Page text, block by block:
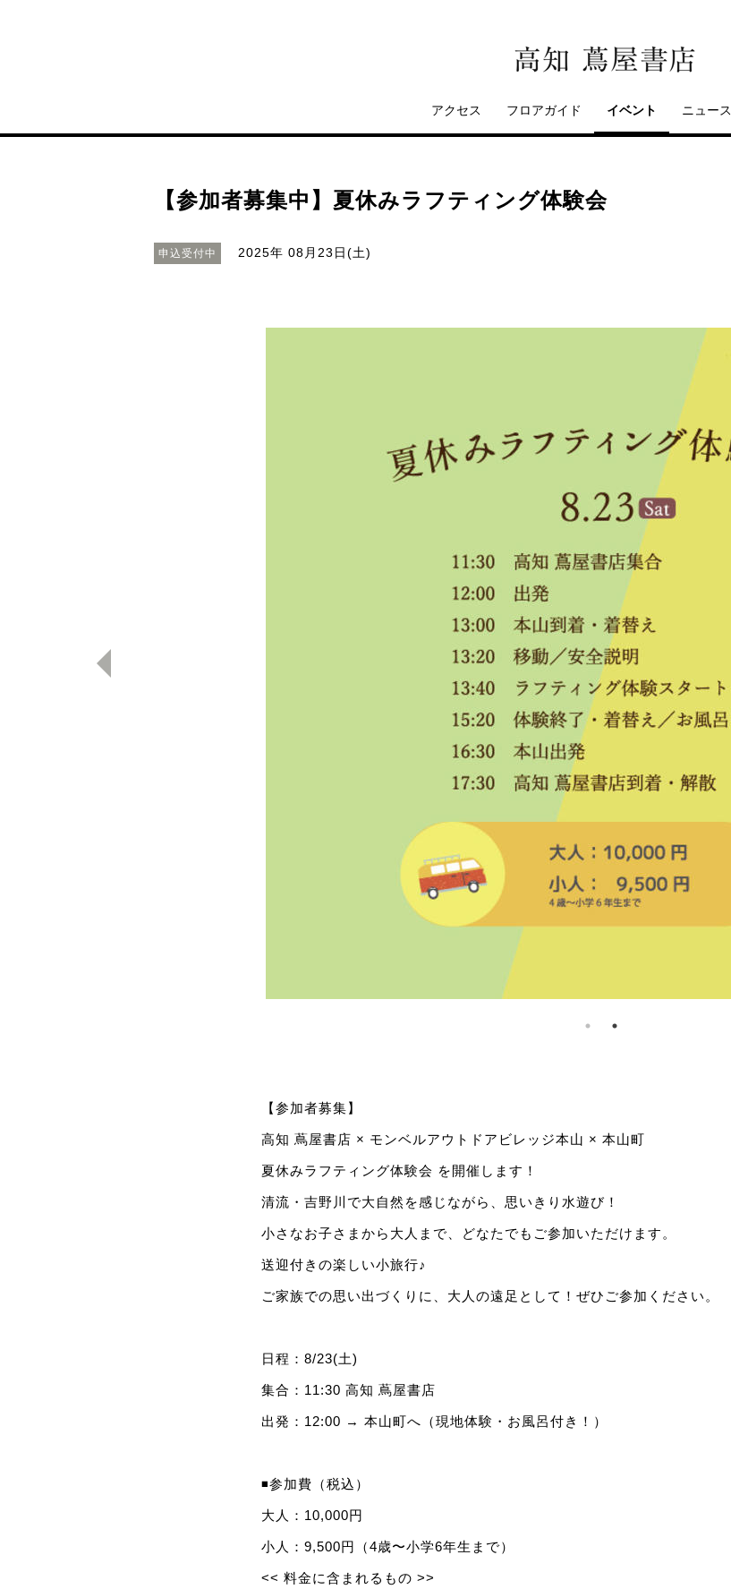
アクセス フロアガイド イベント ニュース
【参加者募集中】夏休みラフティング体験会
申込受付中 2025年 08月23日(土)
【参加者募集】
高知 蔦屋書店 × モンベルアウトドアビレッジ本山 × 本山町
夏休みラフティング体験会 を開催します！
清流・吉野川で大自然を感じながら、思いきり水遊び！
小さなお子さまから大人まで、どなたでもご参加いただけます。
送迎付きの楽しい小旅行♪
ご家族での思い出づくりに、大人の遠足として！ぜひご参加ください。
日程：8/23(土)
集合：11:30 高知 蔦屋書店
出発：12:00 → 本山町へ（現地体験・お風呂付き！）
◾️参加費（税込）
大人：10,000円
小人：9,500円（4歳〜小学6年生まで）
<< 料金に含まれるもの >>